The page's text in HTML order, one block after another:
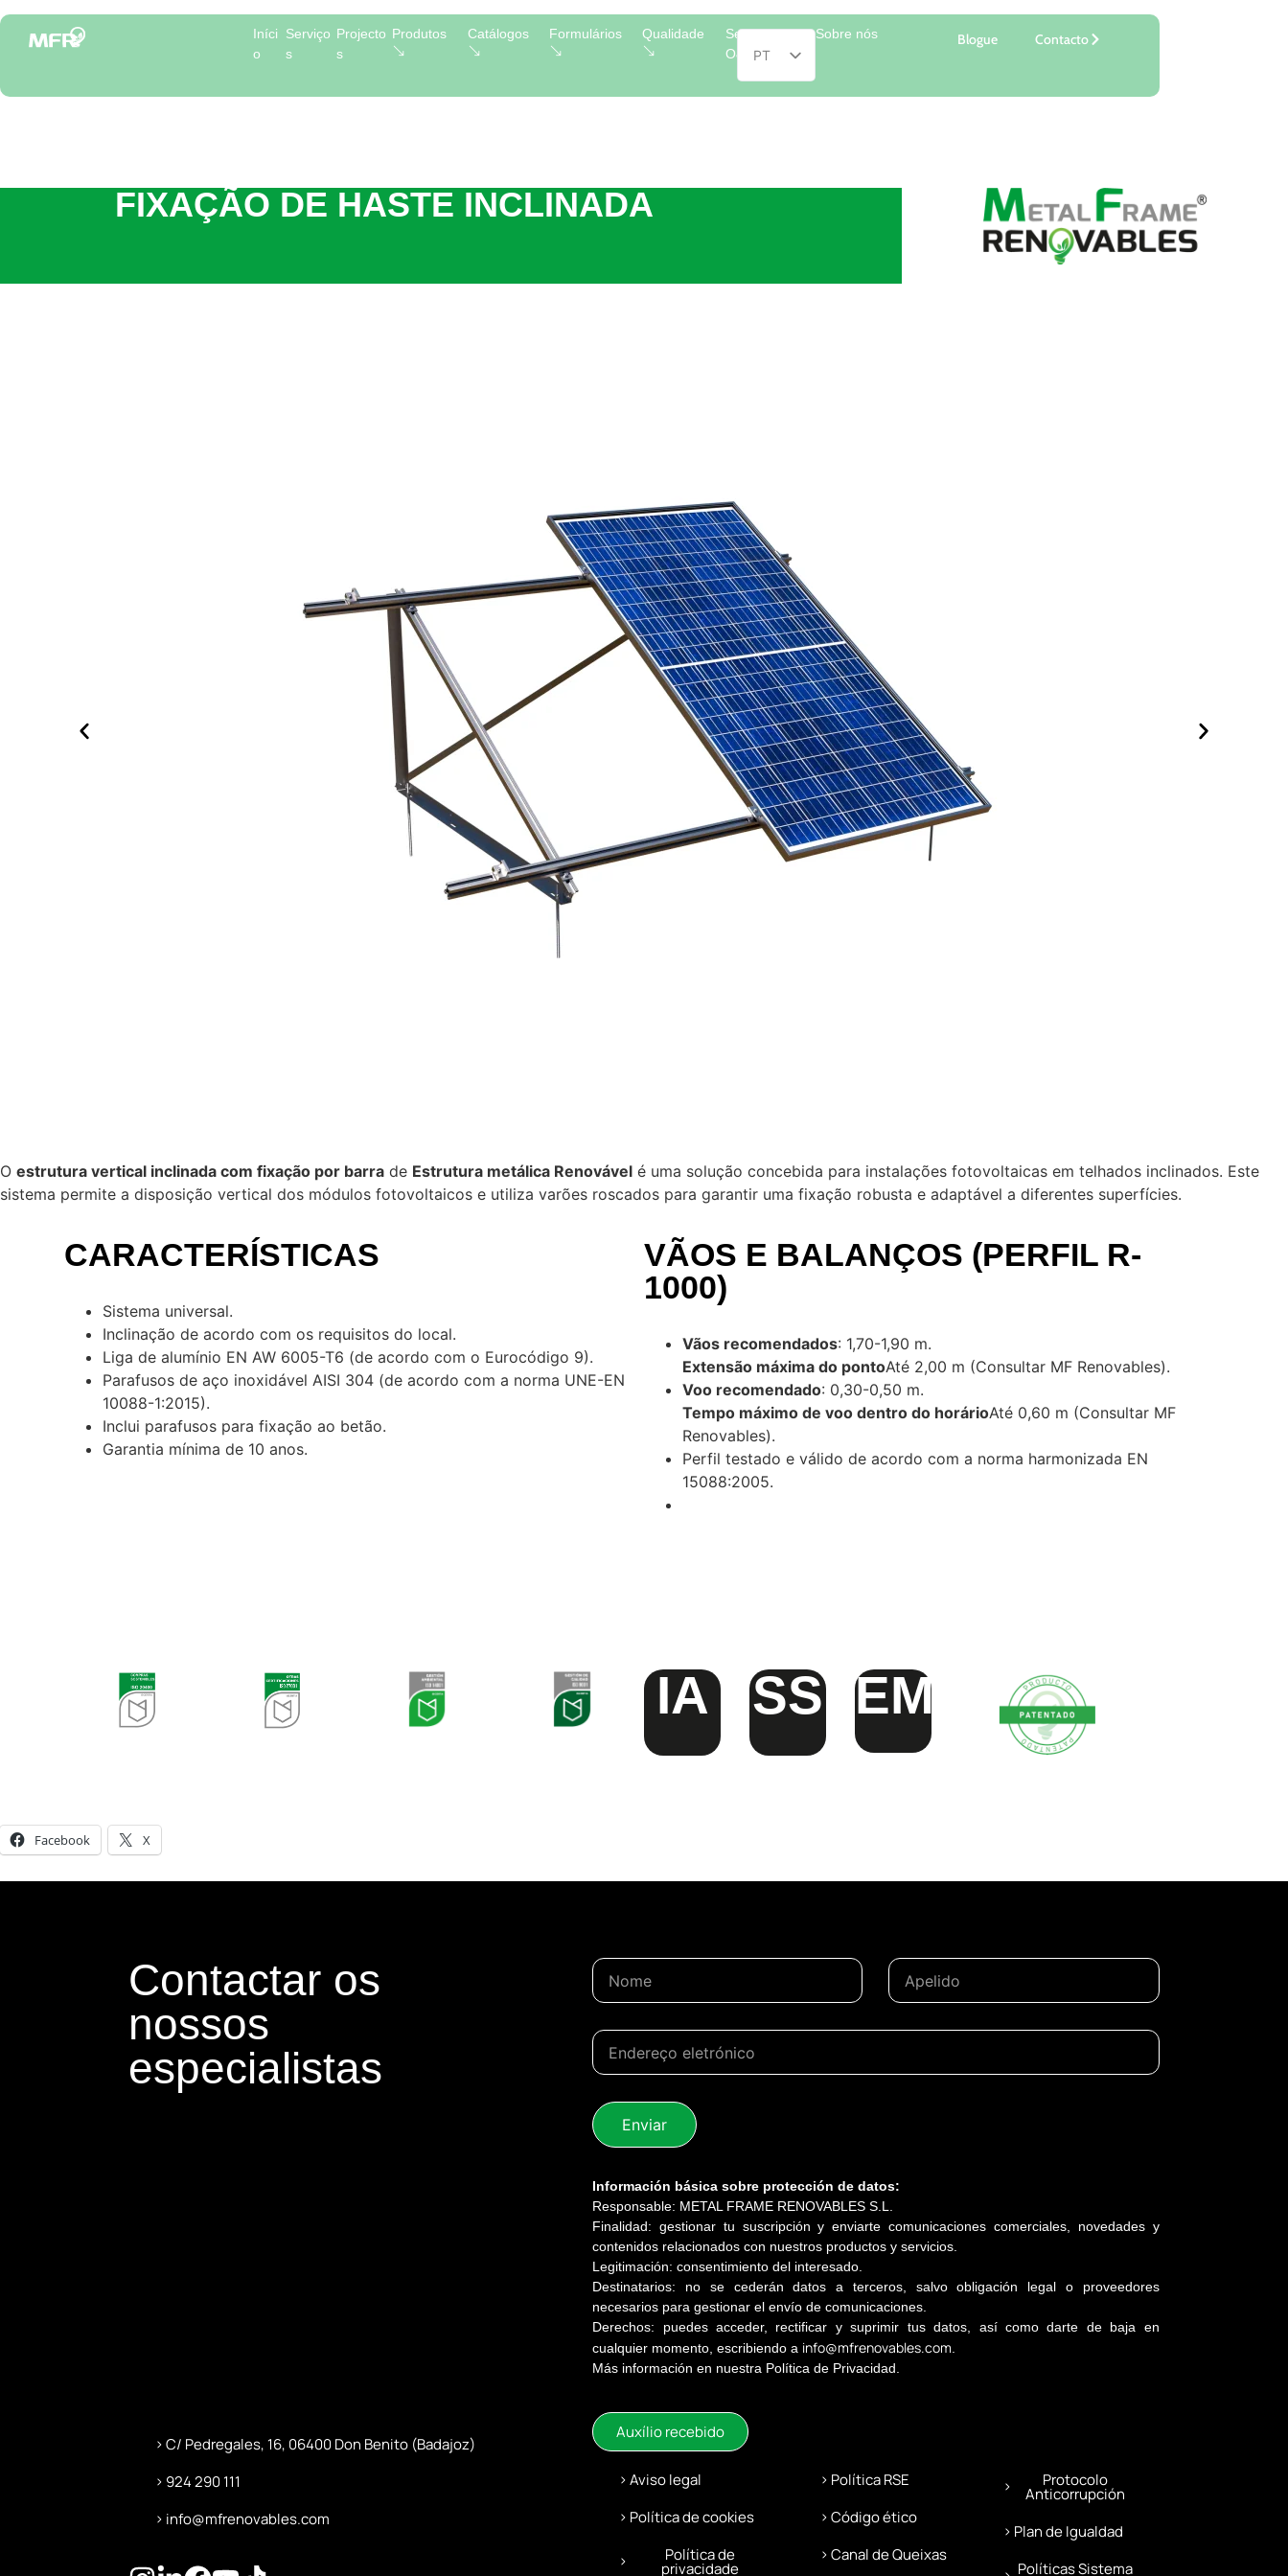
Iníci
o
Serviço
s
Projecto
s
Produtos Catálogos Formulários Qualidade
Servicios
O&MPT
ES_ES
Sobre nós Blogue Contacto
FIXAÇÃO DE HASTE INCLINADA
O estrutura vertical inclinada com fixação por barra de Estrutura metálica Renovável é uma solução concebida para instalações fotovoltaicas em telhados inclinados. Este
sistema permite a disposição vertical dos módulos fotovoltaicos e utiliza varões roscados para garantir uma fixação robusta e adaptável a diferentes superfícies.
CARACTERÍSTICAS
Sistema universal.
Inclinação de acordo com os requisitos do local.
Liga de alumínio EN AW 6005-T6 (de acordo com o Eurocódigo 9).
Parafusos de aço inoxidável AISI 304 (de acordo com a norma UNE-EN
10088-1:2015).
Inclui parafusos para fixação ao betão.
Garantia mínima de 10 anos.
VÃOS E BALANÇOS (PERFIL R-
1000)
Vãos recomendados: 1,70-1,90 m.
Extensão máxima do pontoAté 2,00 m (Consultar MF Renovables).
Voo recomendado: 0,30-0,50 m.
Tempo máximo de voo dentro do horárioAté 0,60 m (Consultar MF
Renovables).
Perfil testado e válido de acordo com a norma harmonizada EN
15088:2005.
IA SS EM
Facebook X
Contactar os
nossos
especialistas
C/ Pedregales, 16, 06400 Don Benito (Badajoz)
924 290 111
info@mfrenovables.com
Enviar
Información básica sobre protección de datos:
Responsable: METAL FRAME RENOVABLES S.L.
Finalidad: gestionar tu suscripción y enviarte comunicaciones comerciales, novedades y
contenidos relacionados con nuestros productos y servicios.
Legitimación: consentimiento del interesado.
Destinatarios: no se cederán datos a terceros, salvo obligación legal o proveedores
necesarios para gestionar el envío de comunicaciones.
Derechos: puedes acceder, rectificar y suprimir tus datos, así como darte de baja en
cualquier momento, escribiendo a info@mfrenovables.com.
Más información en nuestra Política de Privacidad.
Auxílio recebido
Aviso legal
Política de cookies
Política de
privacidade
Política RSE
Código ético
Canal de Queixas
Protocolo
Anticorrupción
Plan de Igualdad
Políticas Sistema